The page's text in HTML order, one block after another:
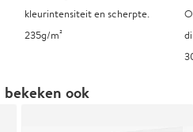
kleurintensiteit en scherpte.
235g/m²
ook